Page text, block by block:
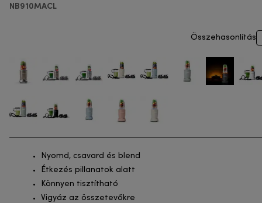
NB910MACL
Összehasonlítás
Nyomd, csavard és blend
Étkezés pillanatok alatt
Könnyen tisztítható
Vigyáz az összetevőkre